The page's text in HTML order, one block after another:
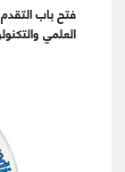
فتح باب
العلمي